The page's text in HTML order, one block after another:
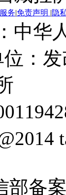
务|免责声明 |隐
中华
：
部备